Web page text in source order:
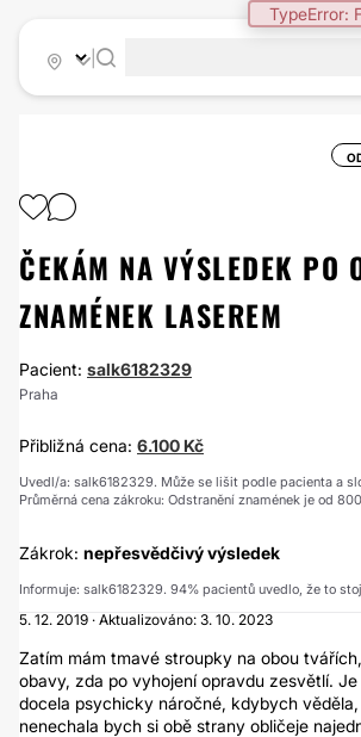
TypeError:
ČEKÁM NA VÝSLEDEK PO
ZNAMÉNEK LASEREM
Pacient: salk6182329
Praha
Přibližná cena: 6.100 Kč
Uvedl/a: salk6182329. Může se lišit podle pacienta a
Průměrná cena zákroku: Odstranění znamének je od
Zákrok: nepřesvědčivý výsledek
Informuje: salk6182329. 94% pacientů uvedlo, že to
5. 12. 2019 · Aktualizováno: 3. 10. 2023
Zatím mám tmavé stroupky na obou
obavy, zda po vyhojení opravdu zesvětlí.
docela psychicky náročné, kdybych
nenechala bych si obě strany obličeje